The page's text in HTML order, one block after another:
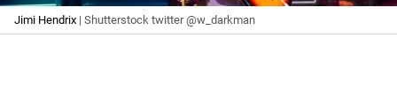
Jimi Hendrix | Shutterstock twitter @w_darkman